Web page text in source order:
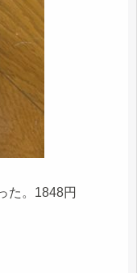
た。1848円